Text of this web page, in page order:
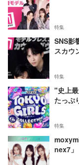
特集
SNS影
スカウ
特集
"史上
たっぷ
特集
nex7」